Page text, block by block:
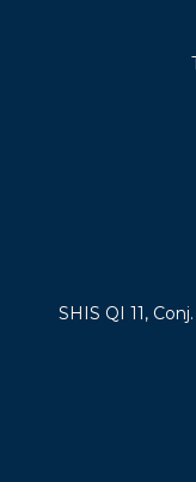
SHIS QI 11,